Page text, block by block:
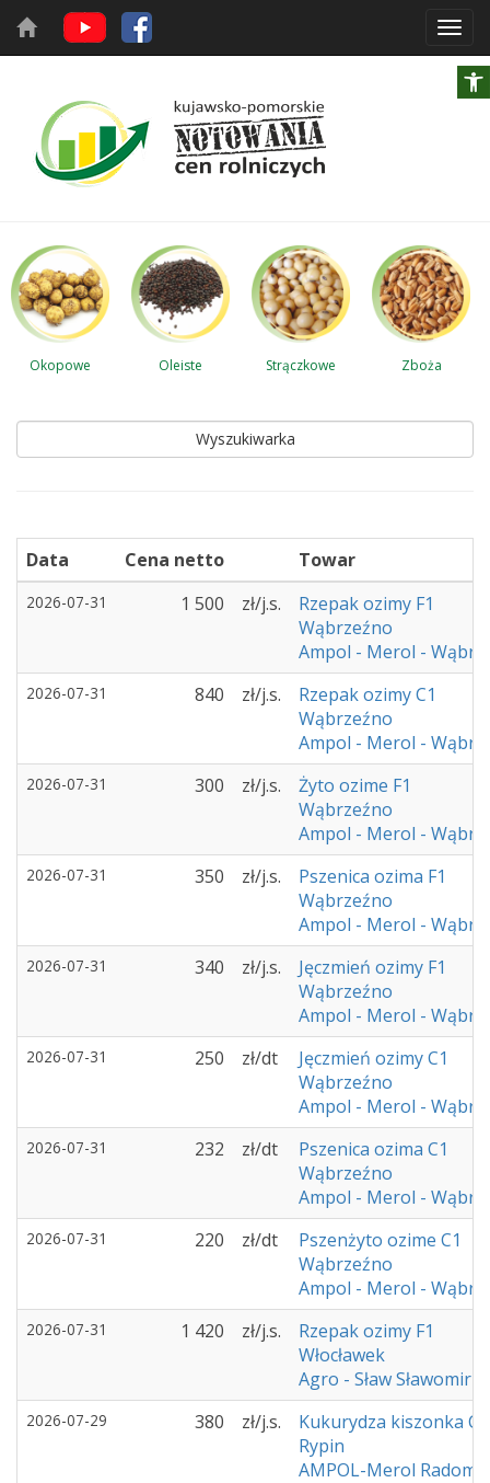
Okopowe Oleiste Strączkowe Zboża
Wyszukiwarka
Data Cena netto Towar
2026-07-31 1 500 zł/j.s.
Rzepak ozimy F1
Wąbrzeźno
Ampol - Merol -
2026-07-31 840 zł/j.s.
Rzepak ozimy C1
Wąbrzeźno
Ampol - Merol -
2026-07-31 300 zł/j.s.
Żyto ozime F1
Wąbrzeźno
Ampol - Merol -
2026-07-31 350 zł/j.s.
Pszenica ozima F1
Wąbrzeźno
Ampol - Merol -
2026-07-31 340 zł/j.s.
Jęczmień ozimy F1
Wąbrzeźno
Ampol - Merol -
2026-07-31 250 zł/dt
Jęczmień ozimy C1
Wąbrzeźno
Ampol - Merol -
2026-07-31 232 zł/dt
Pszenica ozima C1
Wąbrzeźno
Ampol - Merol -
2026-07-31 220 zł/dt
Pszenżyto ozime C1
Wąbrzeźno
Ampol - Merol -
2026-07-31 1 420 zł/j.s.
Rzepak ozimy F1
Włocławek
Agro - Sław Sławomir
2026-07-29 380 zł/j.s.
Kukurydza kiszonka C1
Rypin
AMPOL-Merol